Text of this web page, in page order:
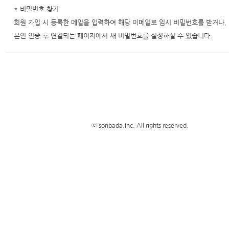
* 비밀번호 찾기
회원 가입 시 등록한 메일을 입력하여 해당 이메일로 임시 비밀번호를 받거나
본인 인증 후 연결되는 페이지에서 새 비밀번호를 설정하실 수 있습니다.
ⓒ soribada.Inc. All rights reserved.